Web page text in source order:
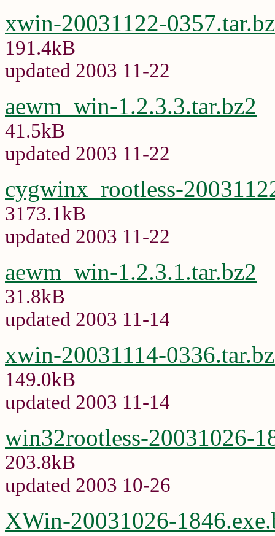
xwin-20031122-
191.4kB
updated 2003 11-22
aewm_win-1.2.3.3.tar.bz2
41.5kB
updated 2003 11-22
cygwinx_rootless-
3173.1kB
updated 2003 11-22
aewm_win-1.2.3.1.tar.bz2
31.8kB
updated 2003 11-14
xwin-20031114-
149.0kB
updated 2003 11-14
win32rootless-20031026-
203.8kB
updated 2003 10-26
XWin-20031026-